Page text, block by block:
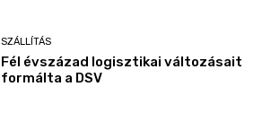
SZÁLLÍTÁS
Fél évszázad logisztikai változásait
formálta a DSV